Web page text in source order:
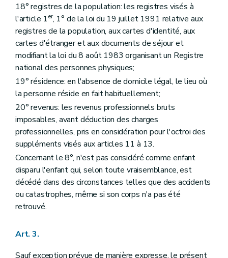
Art. 95
Chapitre X La prescription
Art. 96
Art. 97
Chapitre XI Les obligations
Section 1re
La déontologie
Art. 98
Art. 99
Art. 100
Section 2 L'information
Art. 101
Art. 102
Art. 103
Art. 104
Art. 105
Section 3 Les flux informatiques
Art. 106
Art. 106/1
Art. 107
Section 4 La protection de la vie privée
Chapitre XII
Art. 111/1
18° registres de la population: les registres visés à
l'article 1er, 1° de la loi du 19 juillet 1991 relative aux
registres de la population, aux cartes d'identité, aux
cartes d'étranger et aux documents de séjour et
modifiant la loi du 8 août 1983 organisant un Registre
national des personnes physiques;
19° résidence: en l'absence de domicile légal, le lieu où
la personne réside en fait habituellement;
20° revenus: les revenus professionnels bruts
imposables, avant déduction des charges
professionnelles, pris en considération pour l'octroi des
suppléments visés aux articles 11 à 13.
Concernant le 8°, n'est pas considéré comme enfant
disparu l'enfant qui, selon toute vraisemblance, est
décédé dans des circonstances telles que des accidents
ou catastrophes, même si son corps n'a pas été
retrouvé.
Art. 3.
Sauf exception prévue de manière expresse, le présent